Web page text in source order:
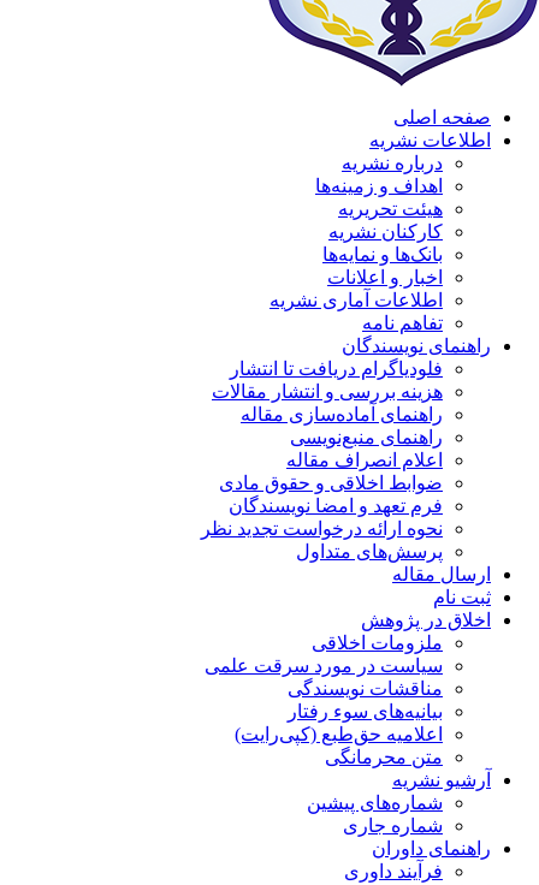
صفحه اصلی
اطلاعات نشریه
درباره نشریه
اهداف و زمینه‌ها
هیئت تحریریه
کارکنان نشریه
بانک‌ها و نمایه‌ها
اخبار و اعلانات
اطلاعات آماری نشریه
تفاهم نامه
راهنمای نویسندگان
فلودیاگرام دریافت تا انتشار
هزینه بررسی و انتشار مقالات
راهنمای آماده‌سازی مقاله
راهنمای منبع‌نویسی
اعلام انصراف مقاله
ضوابط اخلاقی و حقوق مادی
فرم تعهد و امضا نویسندگان
نحوه ارائه درخواست تجدید نظر
پرسش‌های متداول
ارسال مقاله
ثبت نام
اخلاق در پژوهش
ملزومات اخلاقی
سیاست در مورد سرقت علمی
مناقشات نویسندگی
بیانیه‌های سوء رفتار
اعلامیه حق‌طبع (کپی‌رایت)
متن محرمانگی
آرشیو نشریه
شماره‌های پیشین
شماره جاری
راهنمای داوران
فرآیند داوری